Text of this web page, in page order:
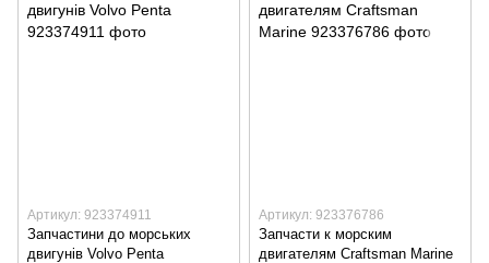
Артикул: 923374911
Запчастини до морських
двигунів Volvo Penta
Артикул: 923376786
Запчасти к морским
двигателям Craftsman Marine